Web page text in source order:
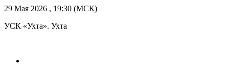
29 Мая 2026 , 19:30 (МСК)
УСК «Ухта». Ухта